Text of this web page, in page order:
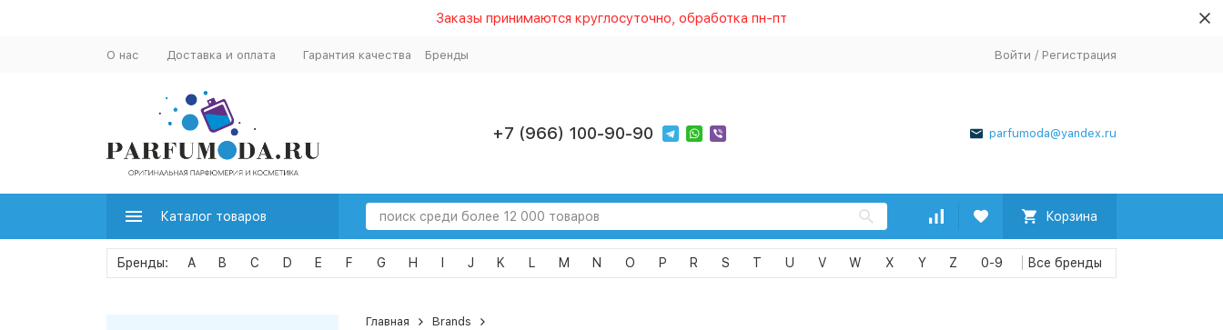
Заказы принимаются круглосуточно, обработка пн-пт
О нас Доставка и оплата Гарантия качества Бренды Войти / Регистрация
+7 (966) 100-90-90 parfumoda@yandex.ru
Каталог товаров Корзина
A B C D E F G H J K L M N O P R S T U V W X Y Z 0-9
Главная Brands